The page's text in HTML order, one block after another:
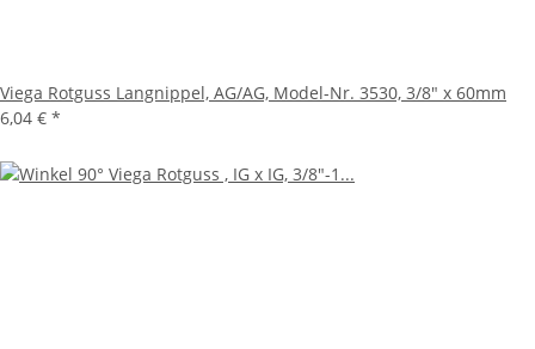
Viega Rotguss Langnippel, AG/AG, Model-Nr. 3530, 3/8" x 60mm
6,04 € *